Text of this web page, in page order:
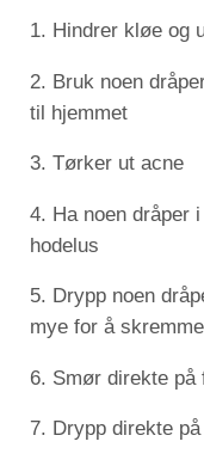
1. Hindrer kløe og
2. Bruk noen
til hjemmet
3. Tørker ut acne
4. Ha noen dråper
hodelus
5. Drypp noen
mye for å
6. Smør direkte på
7. Drypp direkte